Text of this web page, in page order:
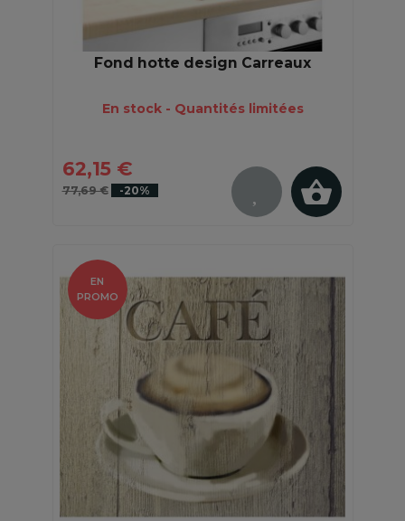
Fond hotte design Carreaux
En stock - Quantités limitées
62,15 €
77,69 € -20%
EN
PROMO